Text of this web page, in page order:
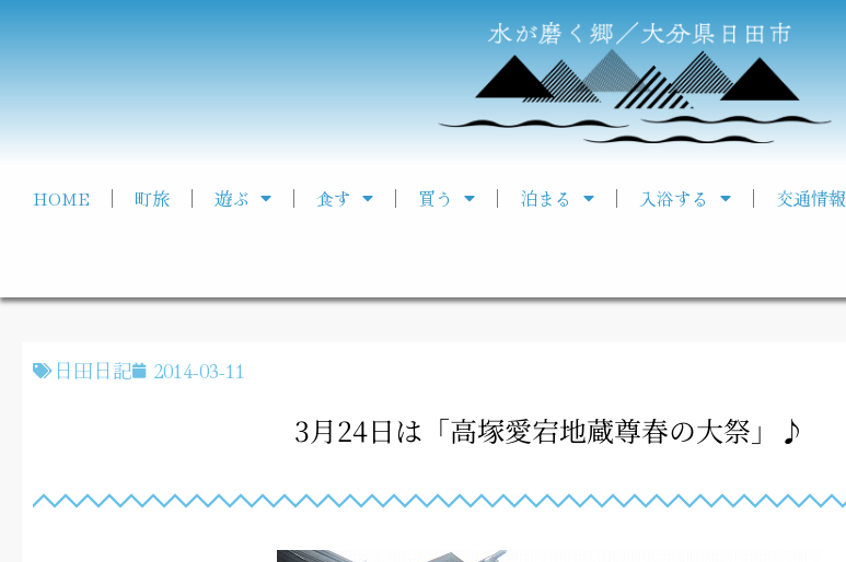
HOME 町旅 遊ぶ 食す 買う 泊まる 入浴する 交通情報
日田日記 2014-03-11
3月24日は「高塚愛宕地蔵尊春の大祭」♪